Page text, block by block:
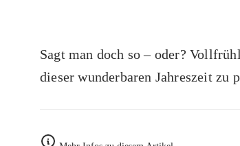
Sagt man doch so – oder?
dieser wunderbaren Jahreszeit zu